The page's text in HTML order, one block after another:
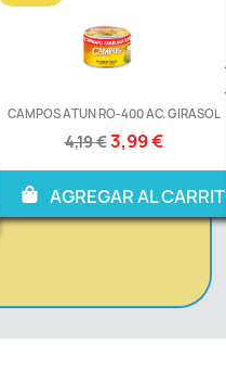
CAMPOS ATUN RO-400 AC. GIRASOL
4,19 €3,99 €
AGREGAR AL